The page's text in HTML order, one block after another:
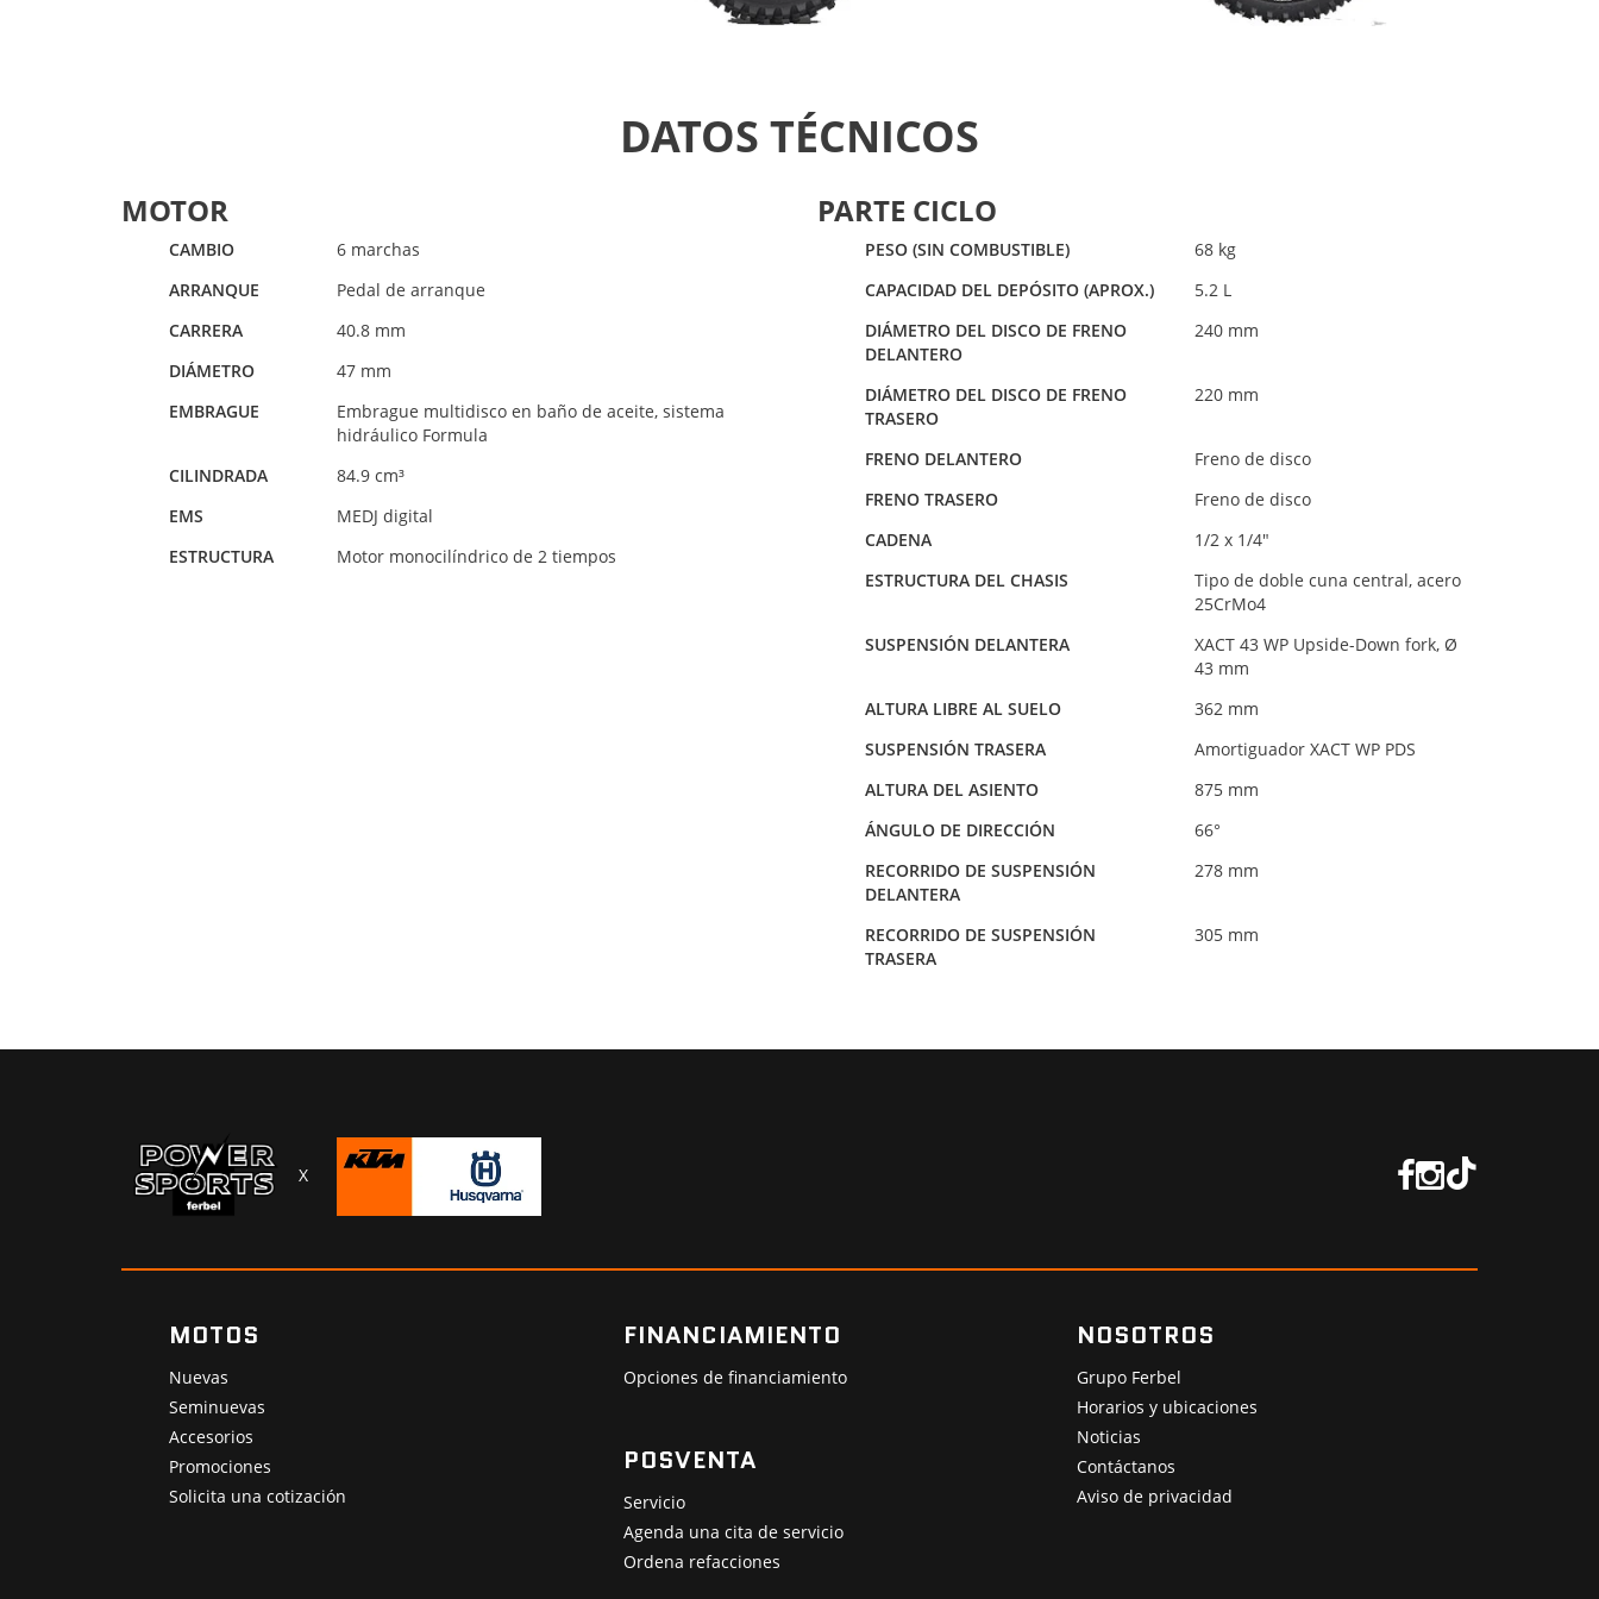
DATOS TÉCNICOS
MOTOR
CAMBIO
6 marchas
ARRANQUE
Pedal de arranque
CARRERA
40.8 mm
DIÁMETRO
47 mm
EMBRAGUE
Embrague multidisco en baño de aceite, sistema
hidráulico Formula
CILINDRADA
84.9 cm³
EMS
MEDJ digital
ESTRUCTURA
Motor monocilíndrico de 2 tiempos
PARTE CICLO
PESO (SIN COMBUSTIBLE)
68 kg
CAPACIDAD DEL DEPÓSITO (APROX.)
5.2 L
DIÁMETRO DEL DISCO DE FRENO
DELANTERO
240 mm
DIÁMETRO DEL DISCO DE FRENO
TRASERO
220 mm
FRENO DELANTERO
Freno de disco
FRENO TRASERO
Freno de disco
CADENA
1/2 x 1/4"
ESTRUCTURA DEL CHASIS
Tipo de doble cuna central, acero
25CrMo4
SUSPENSIÓN DELANTERA
XACT 43 WP Upside-Down fork, Ø
43 mm
ALTURA LIBRE AL SUELO
362 mm
SUSPENSIÓN TRASERA
Amortiguador XACT WP PDS
ALTURA DEL ASIENTO
875 mm
ÁNGULO DE DIRECCIÓN
66°
RECORRIDO DE SUSPENSIÓN
DELANTERA
278 mm
RECORRIDO DE SUSPENSIÓN
TRASERA
305 mm
X
MOTOS
Nuevas
Seminuevas
Accesorios
Promociones
Solicita una cotización
FINANCIAMIENTO
Opciones de financiamiento
POSVENTA
Servicio
Agenda una cita de servicio
Ordena refacciones
NOSOTROS
Grupo Ferbel
Horarios y ubicaciones
Noticias
Contáctanos
Aviso de privacidad